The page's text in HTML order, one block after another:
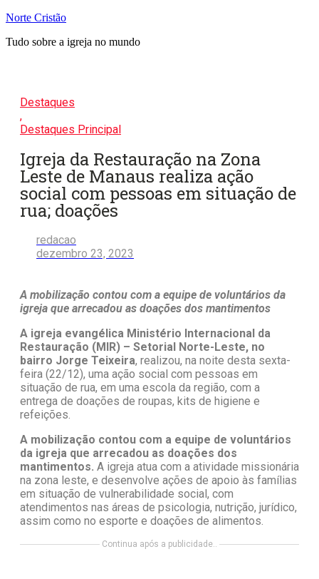
Pular
o
Norte Cristão
Tudo sobre a igreja no mundo
Destaques
,
Destaques Principal
Igreja da Restauração na Zona
Leste de Manaus realiza ação
social com pessoas em situação de
rua; doações
redacao
dezembro 23, 2023
A mobilização contou com a equipe de voluntários da
igreja que arrecadou as doações dos mantimentos
A igreja evangélica Ministério Internacional da
Restauração (MIR) – Setorial Norte-Leste, no
bairro Jorge Teixeira, realizou, na noite desta sexta-
feira (22/12), uma ação social com pessoas em
situação de rua, em uma escola da região, com a
entrega de doações de roupas, kits de higiene e
refeições.
A mobilização contou com a equipe de voluntários
da igreja que arrecadou as doações dos
mantimentos. A igreja atua com a atividade missionária
na zona leste, e desenvolve ações de apoio às famílias
em situação de vulnerabilidade social, com
atendimentos nas áreas de psicologia, nutrição, jurídico,
assim como no esporte e doações de alimentos.
Continua após a publicidade..